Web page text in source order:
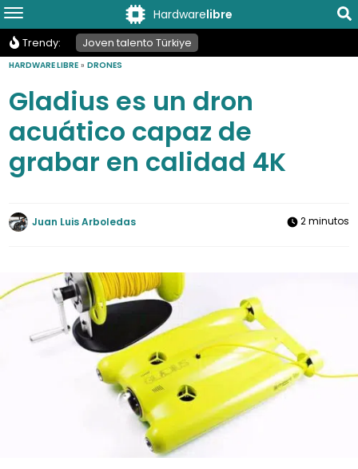
Hardwarelibre
Trendy: Joven talento Türkiye
HARDWARE LIBRE »DRONES
Gladius es un dron
acuático capaz de
grabar en calidad 4K
Juan Luis Arboledas 2 minutos